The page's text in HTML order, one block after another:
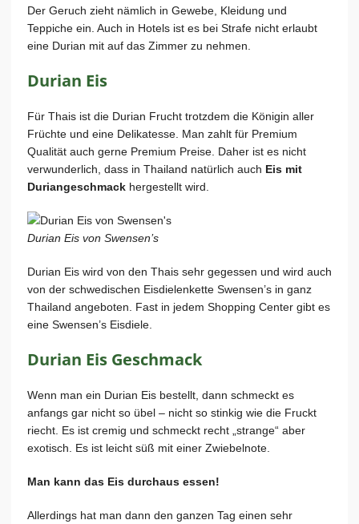
Der Geruch zieht nämlich in Gewebe, Kleidung und
Teppiche ein. Auch in Hotels ist es bei Strafe nicht erlaubt
eine Durian mit auf das Zimmer zu nehmen.
Durian Eis
Für Thais ist die Durian Frucht trotzdem die Königin aller
Früchte und eine Delikatesse. Man zahlt für Premium
Qualität auch gerne Premium Preise. Daher ist es nicht
verwunderlich, dass in Thailand natürlich auch Eis mit
Duriangeschmack hergestellt wird.
Durian Eis von Swensen’s
Durian Eis wird von den Thais sehr gegessen und wird auch
von der schwedischen Eisdielenkette Swensen’s in ganz
Thailand angeboten. Fast in jedem Shopping Center gibt es
eine Swensen’s Eisdiele.
Durian Eis Geschmack
Wenn man ein Durian Eis bestellt, dann schmeckt es
anfangs gar nicht so übel – nicht so stinkig wie die Fruckt
riecht. Es ist cremig und schmeckt recht „strange“ aber
exotisch. Es ist leicht süß mit einer Zwiebelnote.
Man kann das Eis durchaus essen!
Allerdings hat man dann den ganzen Tag einen sehr